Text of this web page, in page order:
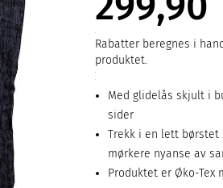
Rabatter beregnes i
produktet.
Med glidelås skjult i
sider
Trekk i en lett børstet
mørkere nyanse av
Produktet er Øko-Tex